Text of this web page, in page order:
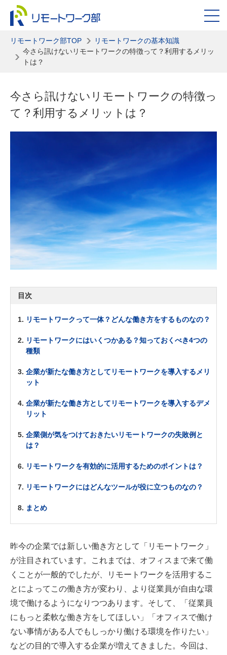
リモートワーク部TOP
リモートワークの基本知識
今さら訊けないリモートワークの特徴って？利用するメリッ
トは？
今さら訊けないリモートワークの特徴っ
て？利用するメリットは？
目次
リモートワークって一体？どんな働き方をするものなの？
リモートワークにはいくつかある？知っておくべき4つの
種類
企業が新たな働き方としてリモートワークを導入するメリ
ット
企業が新たな働き方としてリモートワークを導入するデメ
リット
企業側が気をつけておきたいリモートワークの失敗例と
は？
リモートワークを有効的に活用するためのポイントは？
リモートワークにはどんなツールが役に立つものなの？
まとめ
昨今の企業では新しい働き方として「リモートワーク」
が注目されています。これまでは、オフィスまで来て働
くことが一般的でしたが、リモートワークを活用するこ
とによってこの働き方が変わり、より従業員が自由な環
境で働けるようになりつつあります。そして、「従業員
にもっと柔軟な働き方をしてほしい」「オフィスで働け
ない事情がある人でもしっかり働ける環境を作りたい」
などの目的で導入する企業が増えてきました。今回は、